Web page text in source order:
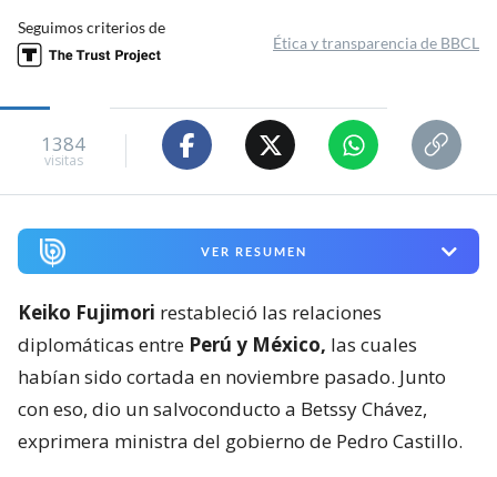
Seguimos criterios de
Ética y transparencia de BBCL
1384
visitas
VER RESUMEN
Keiko Fujimori restableció las relaciones
diplomáticas entre Perú y México, las cuales
habían sido cortada en noviembre pasado. Junto
con eso, dio un salvoconducto a Betssy Chávez,
exprimera ministra del gobierno de Pedro Castillo.